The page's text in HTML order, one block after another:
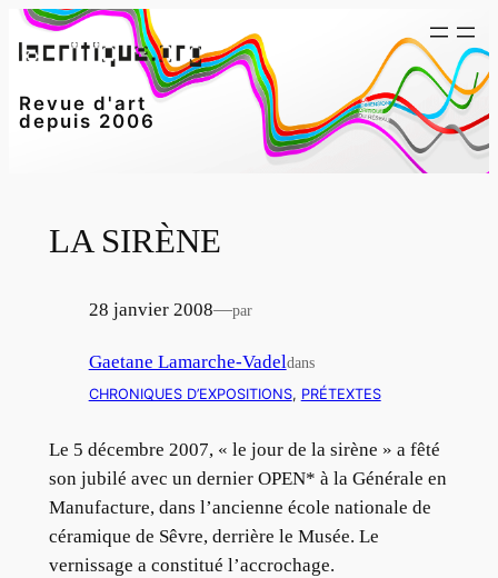
Aller
au
Revue d'art
depuis 2006
LA SIRÈNE
28 janvier 2008—par
Gaetane Lamarche-Vadeldans
CHRONIQUES D’EXPOSITIONS, PRÉTEXTES
Le 5 décembre 2007, « le jour de la sirène » a fêté
son jubilé avec un dernier OPEN* à la Générale en
Manufacture, dans l’ancienne école nationale de
céramique de Sêvre, derrière le Musée. Le
vernissage a constitué l’accrochage.